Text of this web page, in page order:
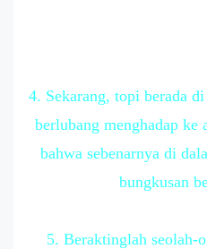
4. Sekarang, topi berada
berlubang menghadap ke
bahwa sebenarnya di
bungkusan
5. Beraktinglah seolah-